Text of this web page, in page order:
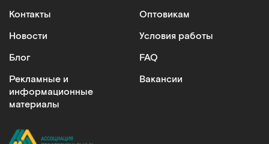
Контакты
Новости
Блог
Рекламные и
информационные
материалы
Оптовикам
Условия работы
FAQ
Вакансии